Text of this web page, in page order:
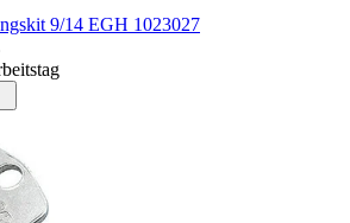
9/14 EGH 1023027